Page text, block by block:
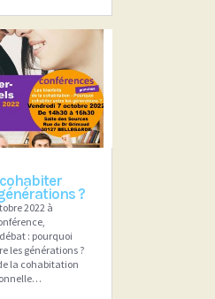
?
2022 à
: pourquoi
les générations ?
la cohabitation